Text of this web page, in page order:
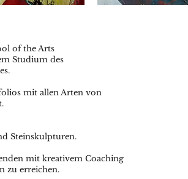
of the Arts
Studium des
mit allen Arten von
Steinskulpturen.
mit kreativem Coaching
zu erreichen.